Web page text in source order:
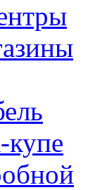
купе